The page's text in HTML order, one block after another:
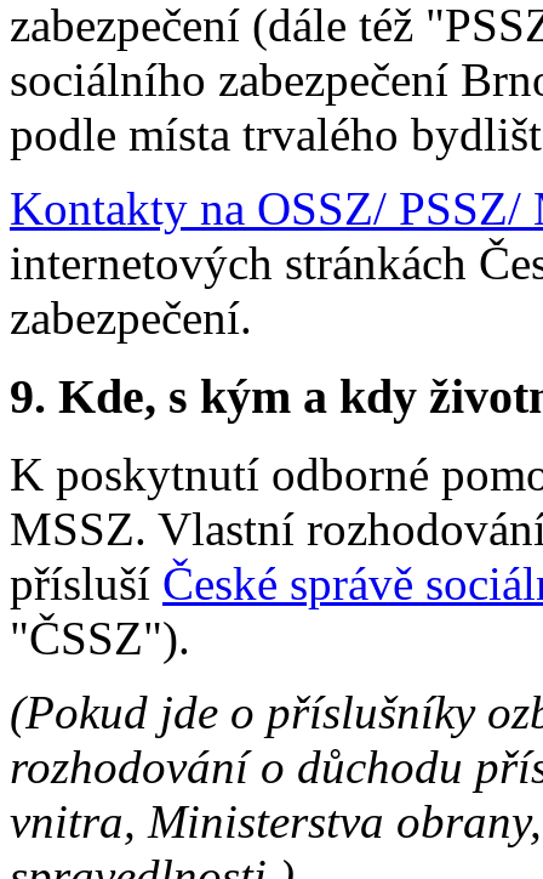
zabezpečení (dále též
sociálního zabezpečení
podle místa trvalého
Kontakty na OSSZ/ PSSZ/
internetových stránkách
zabezpečení.
9. Kde, s kým a kdy
K poskytnutí odborné
MSSZ. Vlastní
přísluší České správě
"ČSSZ").
(Pokud jde o příslušníky
rozhodování o důchodu
vnitra, Ministerstva